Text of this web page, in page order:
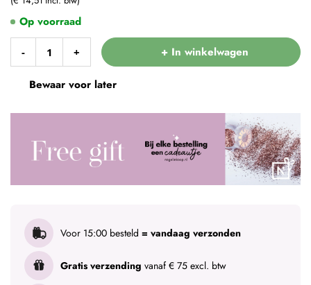
- + + In winkelwagen
Bewaar voor later
Voor 15:00 besteld = vandaag verzonden
Gratis verzending vanaf € 75 excl. btw
Op voorraad